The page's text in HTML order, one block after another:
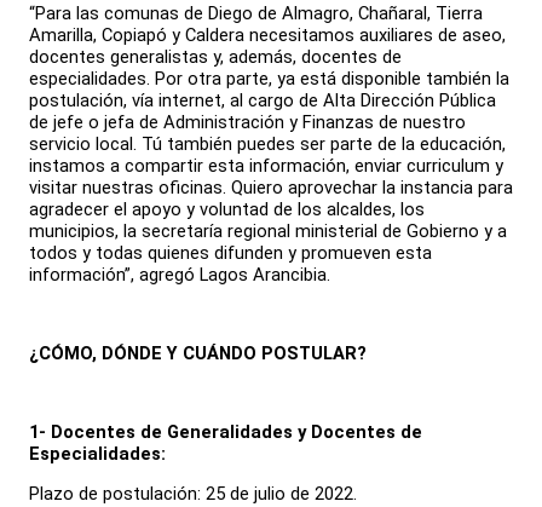
“Para las comunas de Diego de Almagro, Chañaral, Tierra
Amarilla, Copiapó y Caldera necesitamos auxiliares de aseo,
docentes generalistas y, además, docentes de
especialidades. Por otra parte, ya está disponible también la
postulación, vía internet, al cargo de Alta Dirección Pública
de jefe o jefa de Administración y Finanzas de nuestro
servicio local. Tú también puedes ser parte de la educación,
instamos a compartir esta información, enviar curriculum y
visitar nuestras oficinas. Quiero aprovechar la instancia para
agradecer el apoyo y voluntad de los alcaldes, los
municipios, la secretaría regional ministerial de Gobierno y a
todos y todas quienes difunden y promueven esta
información”, agregó Lagos Arancibia.
¿CÓMO, DÓNDE Y CUÁNDO POSTULAR?
1- Docentes de Generalidades y Docentes de
Especialidades:
Plazo de postulación: 25 de julio de 2022.